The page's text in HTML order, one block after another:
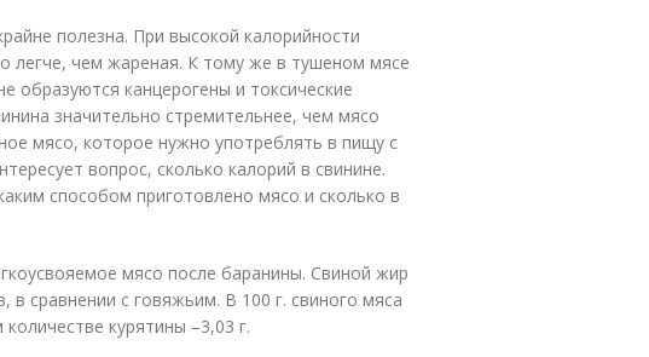
полезна. При высокой калорийности
легче, чем жареная. К тому же в тушеном мясе
образуются канцерогены и токсические
значительно стремительнее, чем мясо
мясо, которое нужно употреблять в пищу с
вопрос, сколько калорий в свинине.
способом приготовлено мясо и сколько в
мясо после баранины. Свиной жир
в сравнении с говяжьим. В 100 г. свиного мяса
курятины –3,03 г.